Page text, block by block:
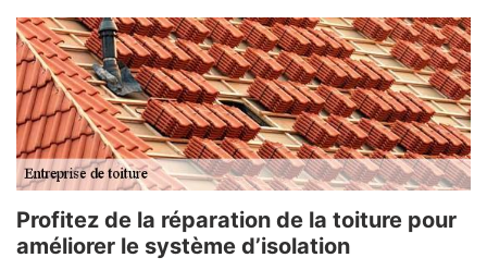
Profitez de la réparation de la toiture pour
améliorer le système d’isolation